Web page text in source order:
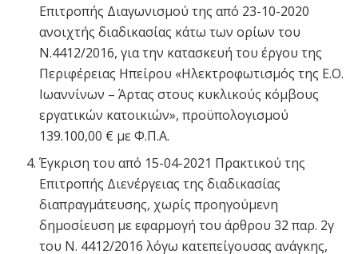
Επιτροπής Διαγωνισμού της από 23-10-2020
ανοιχτής διαδικασίας κάτω των ορίων του
Ν.4412/2016, για την κατασκευή του έργου της
Περιφέρειας Ηπείρου «Ηλεκτροφωτισμός της Ε.Ο.
Ιωαννίνων – Άρτας στους κυκλικούς κόμβους
εργατικών κατοικιών», προϋπολογισμού
139.100,00 € με Φ.Π.Α.
Έγκριση του από 15-04-2021 Πρακτικού της
Επιτροπής Διενέργειας της διαδικασίας
διαπραγμάτευσης, χωρίς προηγούμενη
δημοσίευση με εφαρμογή του άρθρου 32 παρ. 2γ
του Ν. 4412/2016 λόγω κατεπείγουσας ανάγκης,